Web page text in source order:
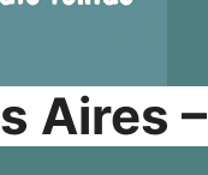
Aires